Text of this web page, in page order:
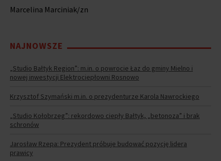
Marcelina Marciniak/zn
NAJNOWSZE
„Studio Bałtyk Region”: m.in. o powrocie Łaz do gminy Mielno i
nowej inwestycji Elektrociepłowni Rosnowo
Krzysztof Szymański m.in. o prezydenturze Karola Nawrockiego
„Studio Kołobrzeg”: rekordowo ciepły Bałtyk, „betonoza” i brak
schronów
Jarosław Rzepa: Prezydent próbuje budować pozycję lidera
prawicy